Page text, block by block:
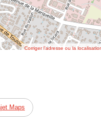
Corriger l’adresse ou la
Maps